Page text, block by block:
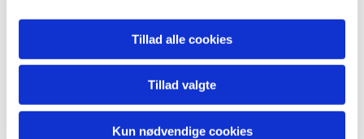
Tillad alle cookies
Tillad valgte
Kun nødvendige cookies
RETTELSE AF KONTAKTOPLYSNINGER
Har du rettelser til dine kontaktoplysninger,
kan du til enhver tid ændre ved enten at
afmelde dig nyhedsbrevet, og derefter
tilmelde dig igen, eller ved at kontakte os
vorfrue.sognodense@km.dk